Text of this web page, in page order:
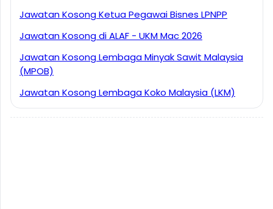
Jawatan Kosong Ketua Pegawai Bisnes LPNPP
Jawatan Kosong di ALAF - UKM Mac 2026
Jawatan Kosong Lembaga Minyak Sawit Malaysia
(MPOB)
Jawatan Kosong Lembaga Koko Malaysia (LKM)